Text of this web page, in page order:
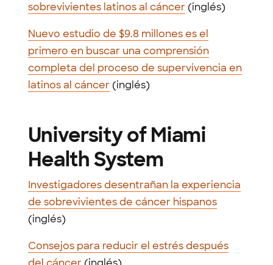
sobrevivientes latinos al cáncer(inglés)
Nuevo estudio de $9.8 millones es el
primero en buscar una comprensión
completa del proceso de supervivencia en
latinos al cáncer(inglés)
University of Miami
Health System
Investigadores desentrañan la experiencia
de sobrevivientes de cáncer hispanos
(inglés)
Consejos para reducir el estrés después